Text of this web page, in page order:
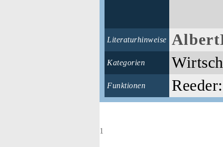
Literaturhinweise
Kategorien
Funktionen
1